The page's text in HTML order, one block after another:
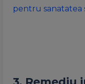
pentru sanatatea